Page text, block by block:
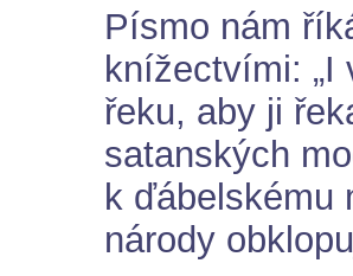
Písmo nám
knížectvími:
řeku, aby ji
satanských
k ďábelskému
národy